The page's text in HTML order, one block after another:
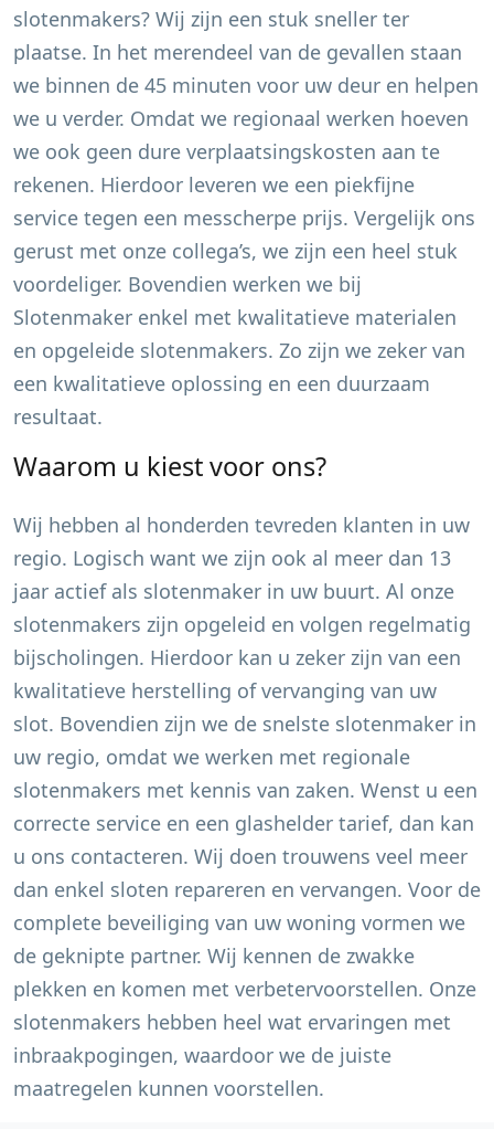
slotenmakers? Wij zijn een stuk sneller ter
plaatse. In het merendeel van de gevallen staan
we binnen de 45 minuten voor uw deur en helpen
we u verder. Omdat we regionaal werken hoeven
we ook geen dure verplaatsingskosten aan te
rekenen. Hierdoor leveren we een piekfijne
service tegen een messcherpe prijs. Vergelijk ons
gerust met onze collega’s, we zijn een heel stuk
voordeliger. Bovendien werken we bij
Slotenmaker enkel met kwalitatieve materialen
en opgeleide slotenmakers. Zo zijn we zeker van
een kwalitatieve oplossing en een duurzaam
resultaat.
Waarom u kiest voor ons?
Wij hebben al honderden tevreden klanten in uw
regio. Logisch want we zijn ook al meer dan 13
jaar actief als slotenmaker in uw buurt. Al onze
slotenmakers zijn opgeleid en volgen regelmatig
bijscholingen. Hierdoor kan u zeker zijn van een
kwalitatieve herstelling of vervanging van uw
slot. Bovendien zijn we de snelste slotenmaker in
uw regio, omdat we werken met regionale
slotenmakers met kennis van zaken. Wenst u een
correcte service en een glashelder tarief, dan kan
u ons contacteren. Wij doen trouwens veel meer
dan enkel sloten repareren en vervangen. Voor de
complete beveiliging van uw woning vormen we
de geknipte partner. Wij kennen de zwakke
plekken en komen met verbetervoorstellen. Onze
slotenmakers hebben heel wat ervaringen met
inbraakpogingen, waardoor we de juiste
maatregelen kunnen voorstellen.